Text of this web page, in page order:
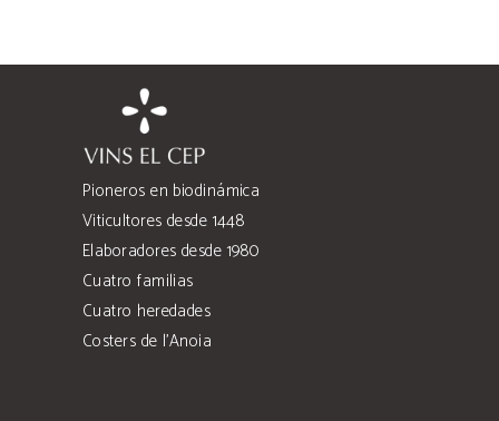
Pioneros en biodinámica
Viticultores desde 1448
Elaboradores desde 1980
Cuatro familias
Cuatro heredades
Costers de l’Anoia